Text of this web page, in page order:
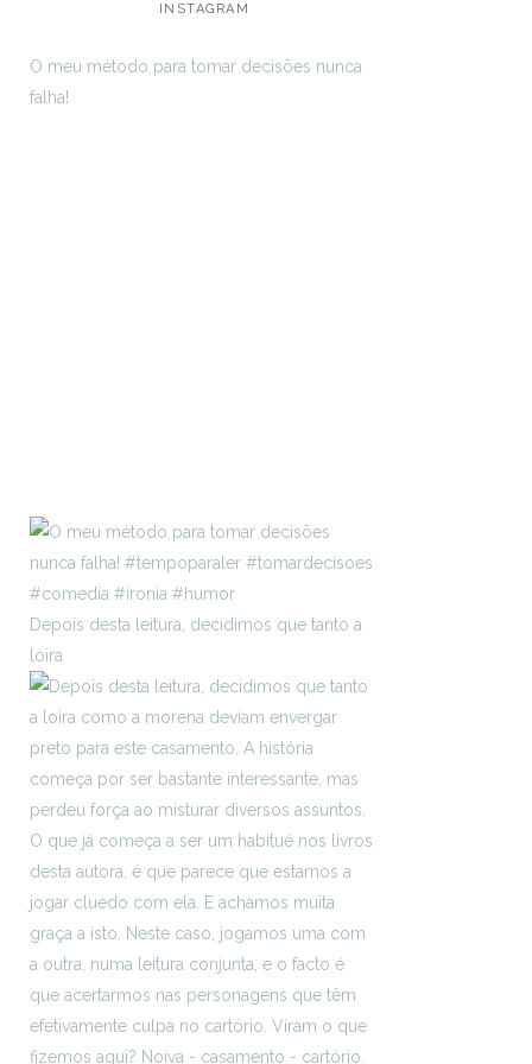
INSTAGRAM
O meu método para tomar decisões nunca
falha!
Depois desta leitura, decidimos que tanto a
loira